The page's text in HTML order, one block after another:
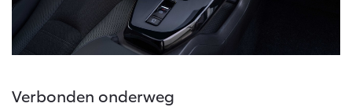
Verbonden onderweg